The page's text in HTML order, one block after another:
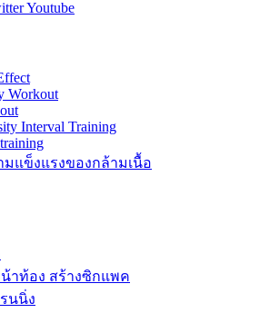
Youtube
Workout
Interval Training
มแข็งแรงของกล้ามเนื้อ
าท้อง สร้างซิกแพค
นนิ่ง